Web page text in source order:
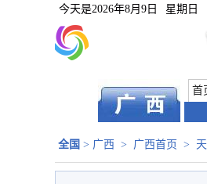
今天是2026年8月9日 星期日
首
全国 > 广西 > 广西首页 >